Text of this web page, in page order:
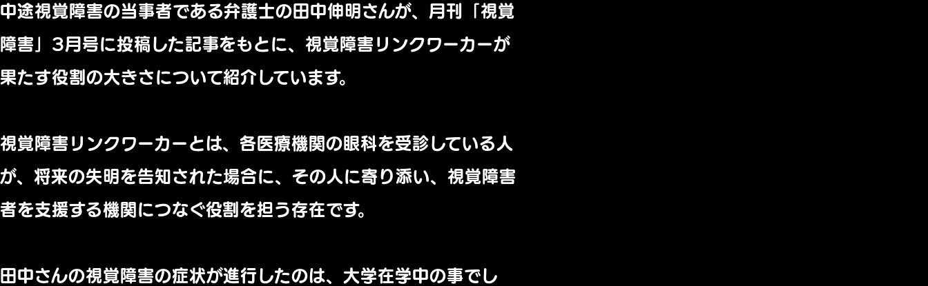
中途視覚障害の当事者である弁護士の田中伸明さんが、月刊「 視覚
障害」3月号に投稿した記事をもとに、視覚障害リンクワーカーが
果たす役割の大きさについて紹介しています。
視覚障害リンクワーカーとは、各医療機関の眼科を受診している人
が、 将来の失明を告知された場合に、その人に寄り添い、 視覚障害
者を支援する機関につなぐ役割を担う存在です。
田中さんの視覚障害の症状が進行したのは、 大学在学中の事でし